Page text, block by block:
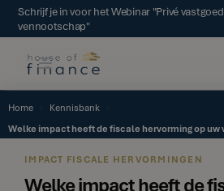
Schrijf je in voor het Webinar "Privé
vennootschap"
Home
Kennisbank
Welke impact heeft de fiscale hervorming op uw
IMPACT FISCALE HERVORMINGEN
Welke impact heeft de